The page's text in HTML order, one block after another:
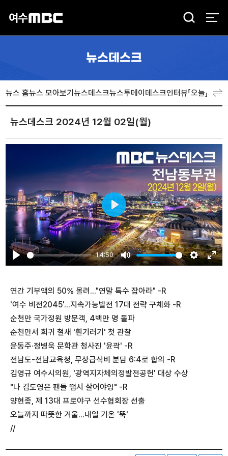
검
뉴스데스크
뉴스 홈뉴스 모아보기뉴스데스크뉴스투데이데스크인터뷰「오늘」 분야
뉴스데스크 2024년 12월 02일(월)
Play
14:50
Mute Settings
Play
연간 기부액의 50% 몰려..."연말 특수 잡아라" -R
'여수 비전2045'...지속가능발전 17대 전략 구체화 -R
순천만 국가정원 방문객, 4백만 명 돌파
순천만서 희귀 철새 '흰기러기' 첫 관찰
윤동주·정병욱 문학관 청사진 '윤곽' -R
전남도-전남교육청, 무상급식비 분담 6:4로 합의 -R
김영규 여수시의원, '광역지자체의정발전공헌' 대상 수상
"나 김도영은 팬들 땜시 살어야잉" -R
양현종, 제 13대 프로야구 선수협회장 선출
오늘까지 따뜻한 겨울...내일 기온 '뚝'
//